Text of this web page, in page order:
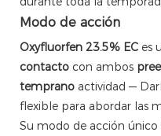
Modo de acción
Oxyfluorfen 23.5% EC es
contacto con ambos
temprano actividad —
flexible para abordar las
Su modo de acción